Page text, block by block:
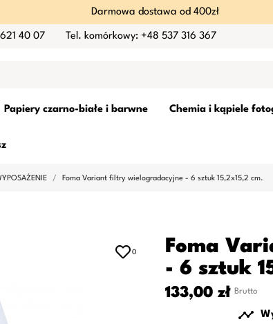
Darmowa dostawa od 400zł
40 07 Tel. komórkowy: +48 537 316 367
Papiery czarno-białe i barwne Chemia i kąpiele
Foma Variant filtry wielogradacyjne - 6 sztuk 15,2x15,2 cm.
0
Foma
- 6 sztuk
133,00 zł Brutto
